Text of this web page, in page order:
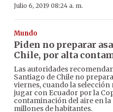
Julio 6, 2019 08:24 a. m.
Mundo
Piden no preparar
Chile, por alta
Las autoridades
Santiago de Chile no
viernes, cuando la
jugar con Ecuador por la
contaminación del aire en la
millones de habitantes.